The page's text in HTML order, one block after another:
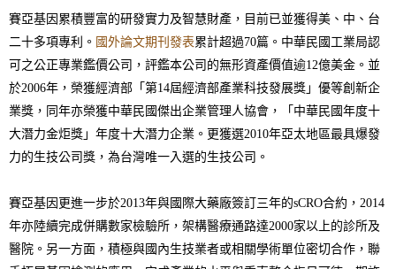
賽亞基因累積豐富的研發實力及智慧財產，目前已並獲得美、中、台
二十多項專利。 國外論文期刊發表累計超過70篇。中華民國工業局認
可之公正專業鑑價公司，評鑑本公司的無形資產價值逾12億美金。並
於2006年，榮獲經濟部「第14屆經濟部產業科技發展獎」優等創新企
業獎，同年亦榮獲中華民國傑出企業管理人協會，「中華民國年度十
大潛力金炬獎」年度十大潛力企業。更獲選2010年亞太地區最具爆發
力的生技公司獎，為台灣唯一入選的生技公司。
賽亞基因更進一步於2013年與國際大藥廠簽訂三年的sCRO合約，2014
年亦陸續完成併購數家檢驗所，架構醫療通路達2000家以上的診所及
醫院。另一方面，積極與國內生技業者或相關學術單位密切合作，聯